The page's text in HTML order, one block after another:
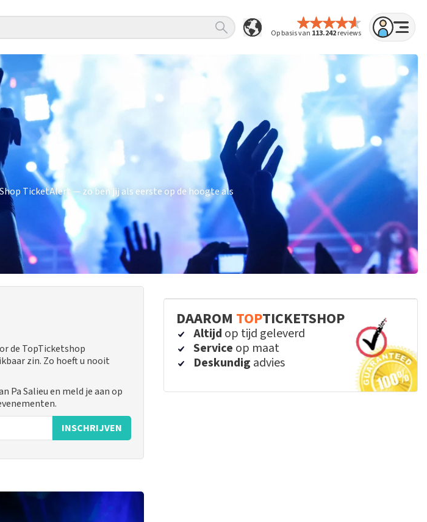
Op basis van 113.242reviews
TicketAlert — zo ben jij als eerste op de hoogte als
de TopTicketshop
zin. Zo hoeft u nooit
Pa Salieu en meld je aan op
INSCHRIJVEN
DAAROM TOPTICKETSHOP
Altijd op tijd geleverd
Service op maat
Deskundig advies